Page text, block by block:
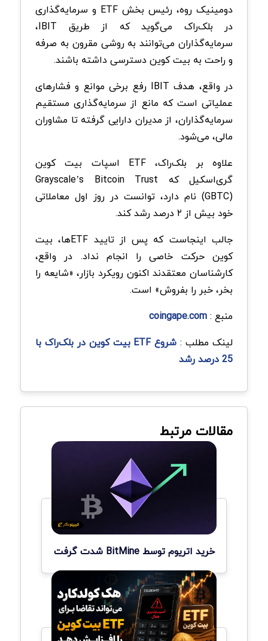
دومینیک روه، رئیس بخش ETF و سرمایه‌گذاری
در بلک‌راک می‌گوید که از طریق IBIT،
سرمایه‌گذاران می‌توانند به روشی مقرون به صرفه
و راحت به بیت کوین دسترسی داشته باشند.
در واقع، هدف IBIT رفع برخی موانع و فشارهای
عملیاتی است که مانع از سرمایه‌گذاری مستقیم
سرمایه‌گذاران، از مدیران دارایی گرفته تا مشاوران
مالی، می‌شود.
علاوه بر بلک‌راک، ETF اسپات بیت کوین
گری‌اسکیل که Grayscale’s Bitcoin Trust
(GBTC) نام دارد، توانست در روز اول معاملاتی
خود بیش از ۲ درصد رشد کند.
جالب اینجاست که پس از تایید ETFها، بیت
کوین حرکت خاصی را انجام نداد. در واقع،
کارشناسان معتقدند اکنون رویکرد بازار، «شایعه را
بخر، خبر را بفروش» است.
منبع :coingape.com
لینک مطلب :
شروع ETF بیت کوین در بلک‌راک با
25 درصد رشد
مقالات مرتبط
خرید اتریوم توسط BitMine شدت گرفت